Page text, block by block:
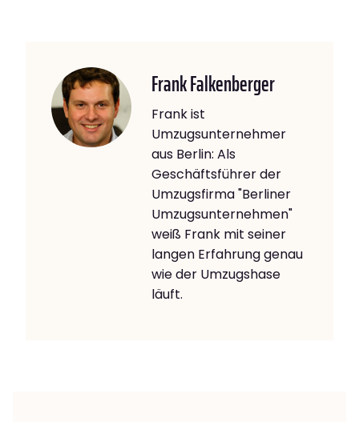
Frank Falkenberger
Frank ist
Umzugsunternehmer
aus Berlin: Als
Geschäftsführer der
Umzugsfirma "Berliner
Umzugsunternehmen"
weiß Frank mit seiner
langen Erfahrung genau
wie der Umzugshase
läuft.